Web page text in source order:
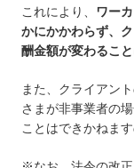
これにより、
ワー
かにかかわらず、
酬金額が変わるこ
また、クライアン
さまが非事業者の
ことはできかねま